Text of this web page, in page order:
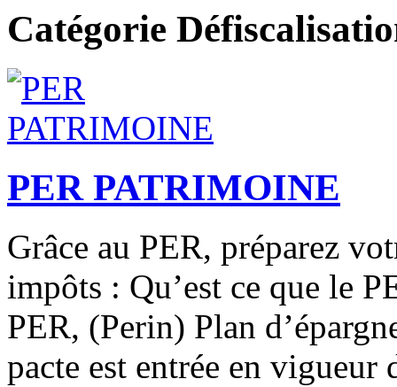
Catégorie
PER PATRIMOINE
Grâce au PER, préparez
impôts : Qu’est ce que le
PER, (Perin) Plan
pacte est entrée en